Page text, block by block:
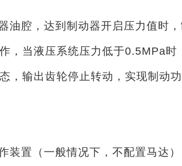
油腔，达到制动器开启压力值时
，当液压系统压力低于0.5MPa时
，输出齿轮停止转动，实现制动
装置（一般情况下，不配置马达